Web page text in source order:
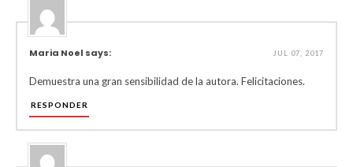
Maria Noel says: JUL 07, 2017
Demuestra una gran sensibilidad de la autora. Felicitaciones.
RESPONDER